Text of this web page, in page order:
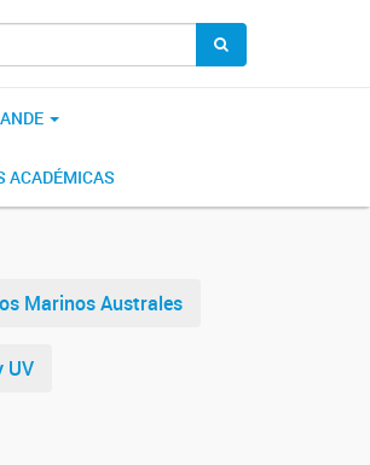
ACADÉMICAS
Marinos Australes
UV